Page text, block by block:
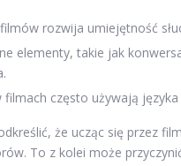
rozwija umiejętność
elementy, takie jak
filmach często używają
że ucząc się przez
To z kolei może